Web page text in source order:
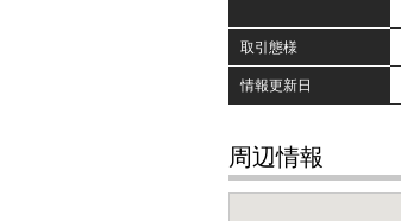
取引態様
情報更新日
周辺情報